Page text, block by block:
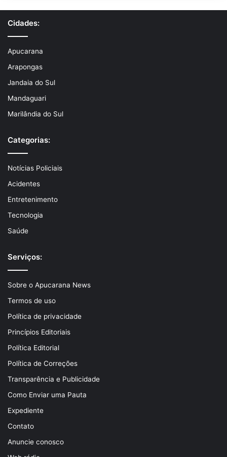
Cidades:
Apucarana
Arapongas
Jandaia do Sul
Mandaguari
Marilândia do Sul
Categorias:
Notícias Policiais
Acidentes
Entretenimento
Tecnologia
Saúde
Serviços:
Sobre o Apucarana News
Termos de uso
Política de privacidade
Princípios Editoriais
Política Editorial
Política de Correções
Transparência e Publicidade
Como Enviar uma Pauta
Expediente
Contato
Anuncie conosco